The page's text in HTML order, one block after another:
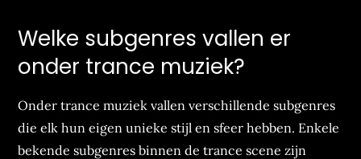
Welke subgenres vallen er
onder trance muziek?
Onder trance muziek vallen verschillende subgenres
die elk hun eigen unieke stijl en sfeer hebben. Enkele
bekende subgenres binnen de trance scene zijn